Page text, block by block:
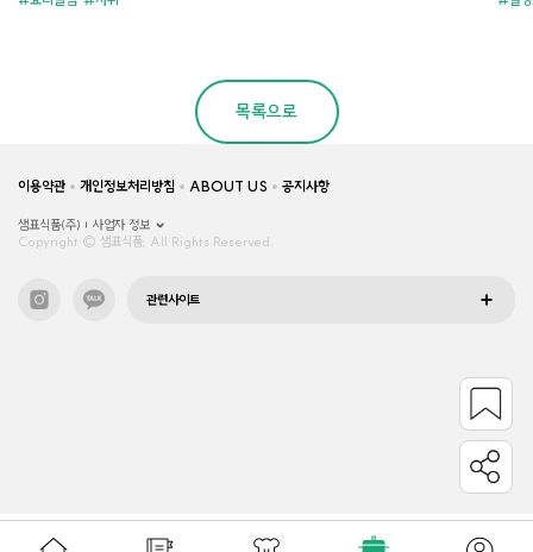
목록으로
이용약관 개인정보처리방침 ABOUT US 공지사항
샘표식품(주)
사업자 정보
Copyright © 샘표식품, All Rights Reserved.
관련사이트